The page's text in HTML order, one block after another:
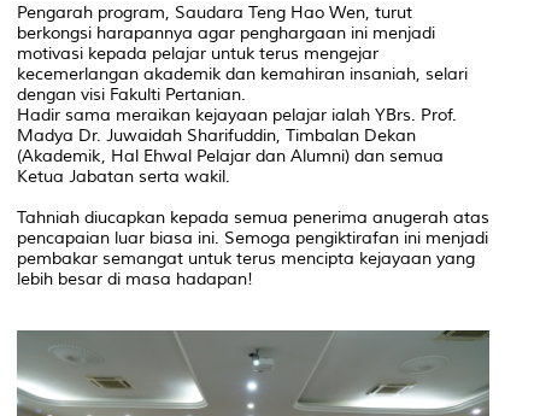
Pengarah program, Saudara Teng Hao Wen, turut
berkongsi harapannya agar penghargaan ini menjadi
motivasi kepada pelajar untuk terus mengejar
kecemerlangan akademik dan kemahiran insaniah, selari
dengan visi Fakulti Pertanian.
Hadir sama meraikan kejayaan pelajar ialah YBrs. Prof.
Madya Dr. Juwaidah Sharifuddin, Timbalan Dekan
(Akademik, Hal Ehwal Pelajar dan Alumni) dan semua
Ketua Jabatan serta wakil.
Tahniah diucapkan kepada semua penerima anugerah atas
pencapaian luar biasa ini. Semoga pengiktirafan ini menjadi
pembakar semangat untuk terus mencipta kejayaan yang
lebih besar di masa hadapan!